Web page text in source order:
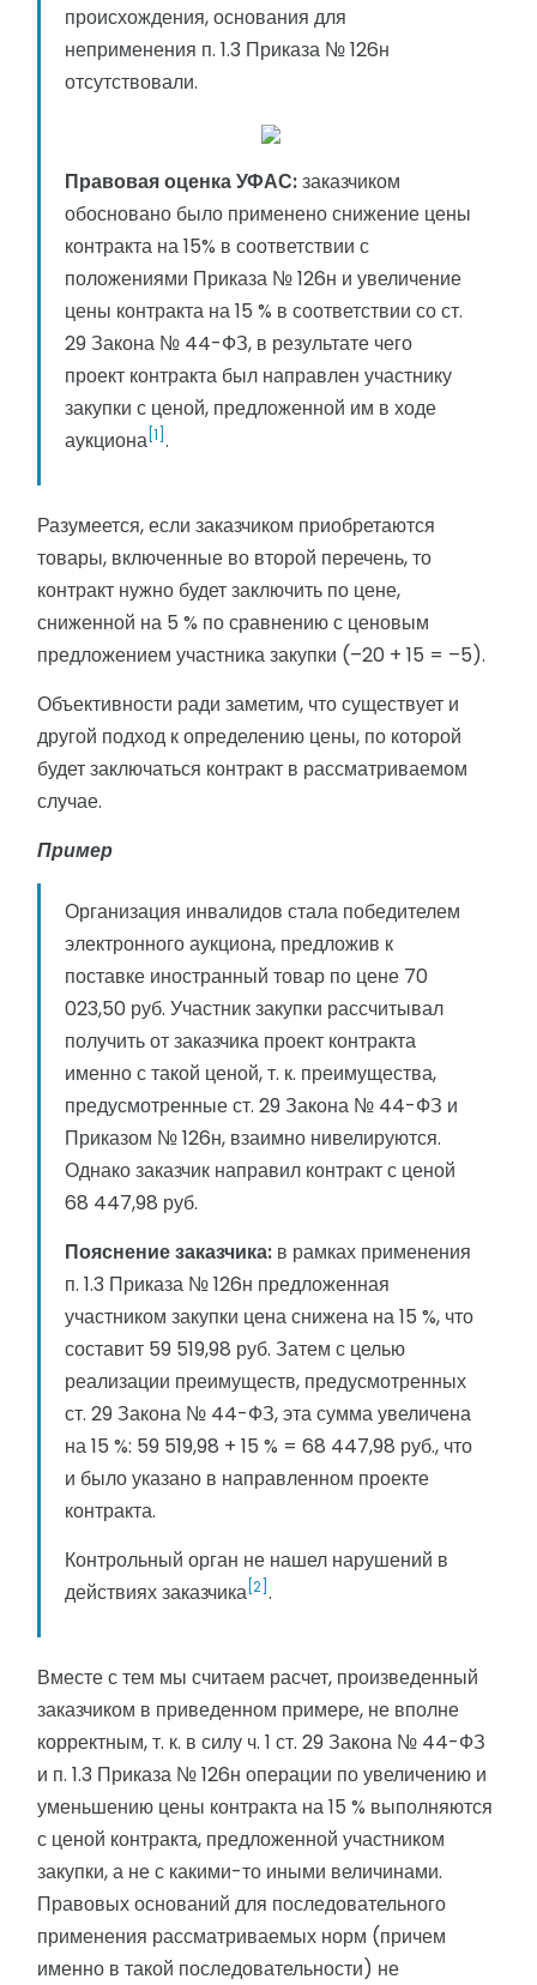
происхождения, основания для
неприменения п. 1.3 Приказа № 126н
отсутствовали.
Правовая оценка УФАС:заказчиком
обосновано было применено снижение цены
контракта на 15% в соответствии с
положениями Приказа № 126н и увеличение
цены контракта на 15 % в соответствии со ст.
29 Закона № 44-ФЗ, в результате чего
проект контракта был направлен участнику
закупки с ценой, предложенной им в ходе
аукциона [1] .
Разумеется, если заказчиком приобретаются
товары, включенные во второй перечень, то
контракт нужно будет заключить по цене,
сниженной на 5 % по сравнению с ценовым
предложением участника закупки (–20 + 15 = –5).
Объективности ради заметим, что существует и
другой подход к определению цены, по которой
будет заключаться контракт в рассматриваемом
случае.
Пример
Организация инвалидов стала победителем
электронного аукциона, предложив к
поставке иностранный товар по цене 70
023,50 руб. Участник закупки рассчитывал
получить от заказчика проект контракта
именно с такой ценой, т. к. преимущества,
предусмотренные ст. 29 Закона № 44-ФЗ и
Приказом № 126н, взаимно нивелируются.
Однако заказчик направил контракт с ценой
68 447,98 руб.
Пояснение заказчика: в рамках применения
п. 1.3 Приказа № 126н предложенная
участником закупки цена снижена на 15 %, что
составит 59 519,98 руб. Затем с целью
реализации преимуществ, предусмотренных
ст. 29 Закона № 44-ФЗ, эта сумма увеличена
на 15 %: 59 519,98 + 15 % = 68 447,98 руб., что
и было указано в направленном проекте
контракта.
Контрольный орган не нашел нарушений в
действиях заказчика [2] .
Вместе с тем мы считаем расчет, произведенный
заказчиком в приведенном примере, не вполне
корректным, т. к. в силу ч. 1 ст. 29 Закона № 44-ФЗ
и п. 1.3 Приказа № 126н операции по увеличению и
уменьшению цены контракта на 15 % выполняются
с ценой контракта, предложенной участником
закупки, а не с какими-то иными величинами.
Правовых оснований для последовательного
применения рассматриваемых норм (причем
именно в такой последовательности) не